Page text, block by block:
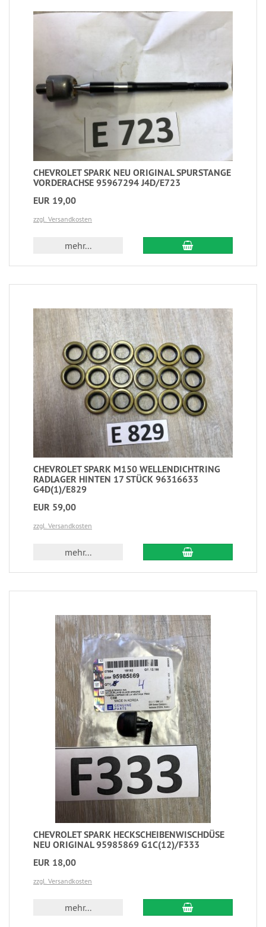
CHEVROLET SPARK NEU ORIGINAL SPURSTANGE
VORDERACHSE 95967294 J4D/E723
EUR 19,00
zzgl. Versandkosten
mehr...
CHEVROLET SPARK M150 WELLENDICHTRING
RADLAGER HINTEN 17 STÜCK 96316633
G4D(1)/E829
EUR 59,00
zzgl. Versandkosten
mehr...
CHEVROLET SPARK HECKSCHEIBENWISCHDÜSE
NEU ORIGINAL 95985869 G1C(12)/F333
EUR 18,00
zzgl. Versandkosten
mehr...